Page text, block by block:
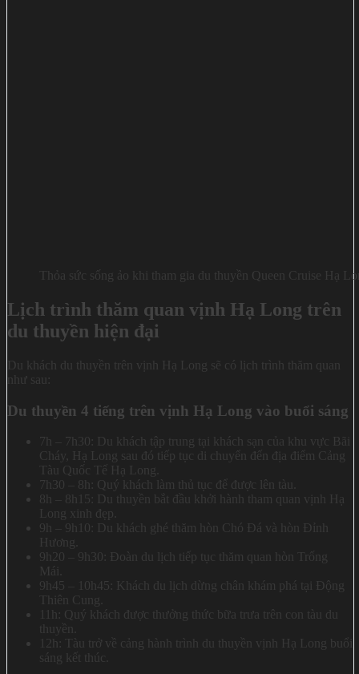
Thỏa sức sống ảo khi tham gia du thuyền Queen Cruise Hạ
Lịch trình thăm quan vịnh Hạ Long trên
du thuyền hiện đại
Du khách du thuyền trên vịnh Hạ Long sẽ có lịch trình thăm quan
như sau:
Du thuyền 4 tiếng trên vịnh Hạ Long vào buổi sáng
7h – 7h30: Du khách tập trung tại khách sạn của khu vực Bãi
Cháy, Hạ Long sau đó tiếp tục di chuyển đến địa điểm Cảng
Tàu Quốc Tế Hạ Long.
7h30 – 8h: Quý khách làm thủ tục để được lên tàu.
8h – 8h15: Du thuyền bắt đầu khởi hành tham quan vịnh Hạ
Long xinh đẹp.
9h – 9h10: Du khách ghé thăm hòn Chó Đá và hòn Đỉnh
Hương.
9h20 – 9h30: Đoàn du lịch tiếp tục thăm quan hòn Trống
Mái.
9h45 – 10h45: Khách du lịch dừng chân khám phá tại Động
Thiên Cung.
11h: Quý khách được thưởng thức bữa trưa trên con tàu du
thuyền.
12h: Tàu trở về cảng hành trình du thuyền vịnh Hạ Long buổi
sáng kết thúc.